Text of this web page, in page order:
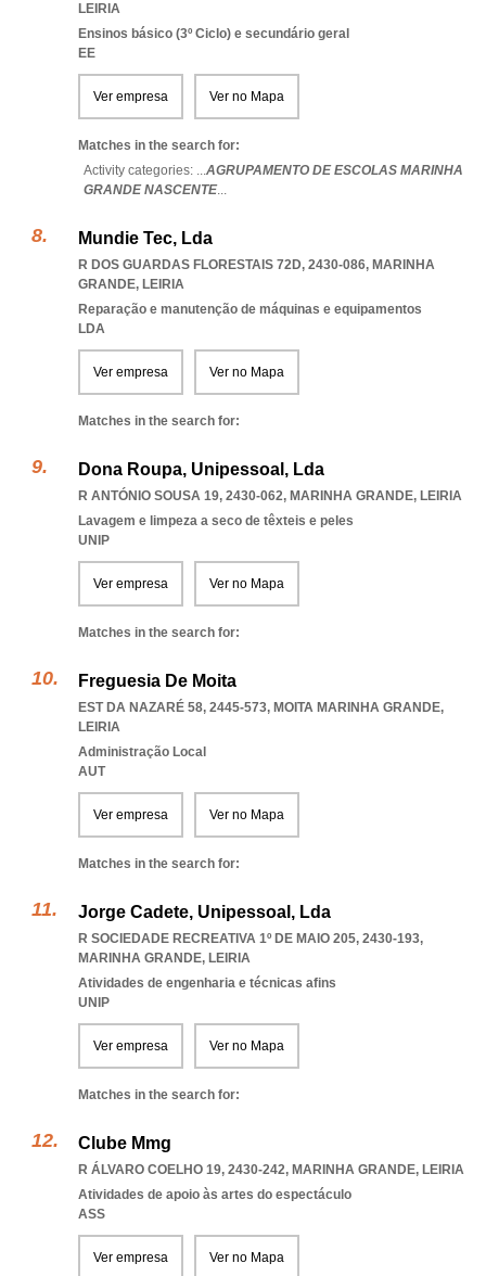
LEIRIA
Ensinos básico (3º Ciclo) e secundário geral
EE
Ver empresa Ver no Mapa
Matches in the search for:
Activity categories: ...AGRUPAMENTO DE ESCOLAS MARINHA
GRANDE NASCENTE...
Mundie Tec, Lda
R DOS GUARDAS FLORESTAIS 72D, 2430-086, MARINHA
GRANDE, LEIRIA
Reparação e manutenção de máquinas e equipamentos
LDA
Ver empresa Ver no Mapa
Matches in the search for:
Dona Roupa, Unipessoal, Lda
R ANTÓNIO SOUSA 19, 2430-062, MARINHA GRANDE, LEIRIA
Lavagem e limpeza a seco de têxteis e peles
UNIP
Ver empresa Ver no Mapa
Matches in the search for:
Freguesia De Moita
EST DA NAZARÉ 58, 2445-573, MOITA MARINHA GRANDE,
LEIRIA
Administração Local
AUT
Ver empresa Ver no Mapa
Matches in the search for:
Jorge Cadete, Unipessoal, Lda
R SOCIEDADE RECREATIVA 1º DE MAIO 205, 2430-193,
MARINHA GRANDE, LEIRIA
Atividades de engenharia e técnicas afins
UNIP
Ver empresa Ver no Mapa
Matches in the search for:
Clube Mmg
R ÁLVARO COELHO 19, 2430-242, MARINHA GRANDE, LEIRIA
Atividades de apoio às artes do espectáculo
ASS
Ver empresa Ver no Mapa